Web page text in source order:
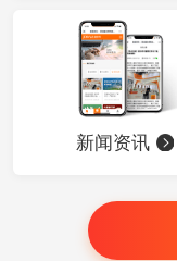
新闻资讯